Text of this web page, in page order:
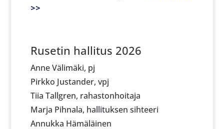
>>
Rusetin hallitus 2026
Anne Välimäki, pj
Pirkko Justander, vpj
Tiia Tallgren, rahastonhoitaja
Marja Pihnala, hallituksen sihteeri
Annukka Hämäläinen